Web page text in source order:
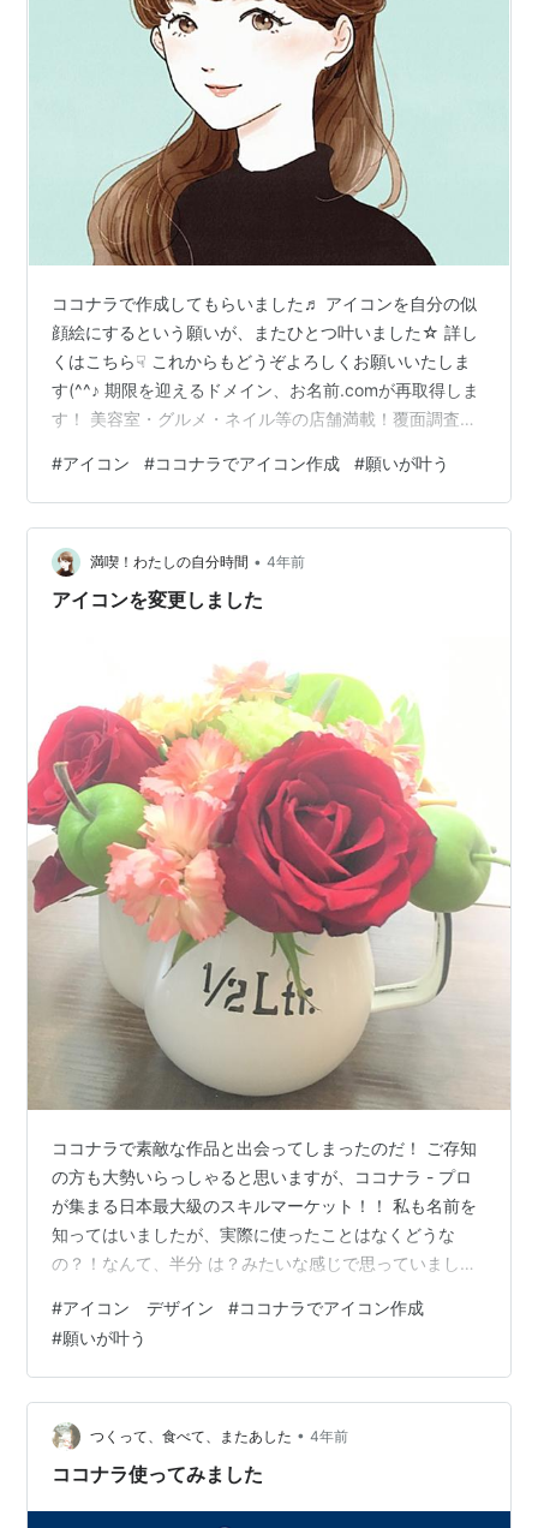
ココナラで作成してもらいました♬ アイコンを自分の似
顔絵にするという願いが、またひとつ叶いました☆ 詳し
くはこちら☟ これからもどうぞよろしくお願いいたしま
す(^^♪ 期限を迎えるドメイン、お名前.comが再取得しま
す！ 美容室・グルメ・ネイル等の店舗満載！覆面調査で
集合
#アイコン #ココナラでアイコン作成 #願いが叶う
満喫！わたしの自分時間 • 4年前
アイコンを変更しました
ココナラで素敵な作品と出会ってしまったのだ！ ご存知
の方も大勢いらっしゃると思いますが、ココナラ - プロ
が集まる日本最大級のスキルマーケット！！ 私も名前を
知ってはいましたが、実際に使ったことはなくどうな
の？！なんて、半分 は？みたいな感じで思っていまし
た際に、そのお店のロゴが素敵だっ たので思わずどうし
たの？って聞いたら・・・ 【ココナラ】で依頼したとい
うではないですか。 えー、こんなに素敵な作品に仕上げ
てもらえるんだぁ～なんて思いながら、ココナラを 閲覧
していたら出会ってしまいました(*^^*) 私好み、直球ド
ストレートな雰囲気のイラス…
#アイコン デザイン #ココナラでアイコン作成
#願いが叶う
つくって、食べて、またあした • 4年前
ココナラ使ってみました